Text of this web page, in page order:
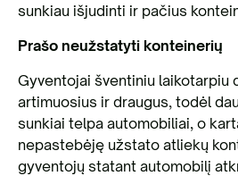
sunkiau išjudinti ir pačius
Prašo neužstatyti konteinerių
Gyventojai šventiniu laikotarpiu
artimuosius ir draugus, todėl
sunkiai telpa automobiliai, o
nepastebėję užstato atliekų
gyventojų statant automobilį